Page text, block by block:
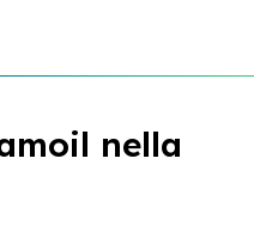
nella